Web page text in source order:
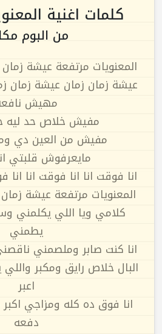
كلمات اغنية
من البوم
المعنويات مرتفعة عيشة
عيشة زمان زمان عيشة زمان
مهيش
مفيش خلاص حد ليه
مفيش من العين دي
مايعرفوش قلبتي
انا فوقت انا انا فوقت انا
المعنويات مرتفعة عيشة
كلامي ويا اللي يكلمني
يطمني
انا كنت صابر وملصمني
البال خلاص رايق ومكبر
اعبر
انا فوق ده كله ومزاجي
دفعه